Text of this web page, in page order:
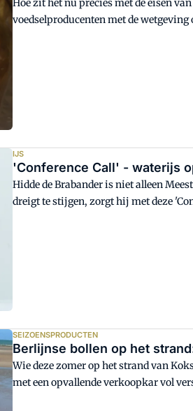
Hoe zit het nu precies met de eisen
voedselproducenten met de
IJS
'Conference Call' - waterijs
Hidde de Brabander is niet alleen
dreigt te stijgen, zorgt hij met deze
SEIZOENSPRODUCTEN
Berlijnse bollen op het
Wie deze zomer op het strand van
met een opvallende verkoopkar vol